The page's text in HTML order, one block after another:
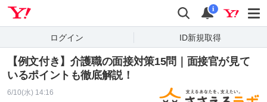
検索 通知
i
ログイン ID新規取得
【例文付き】介護職の面接対策15問｜面接官が見て
いるポイントも徹底解説！
6/10(水) 14:16